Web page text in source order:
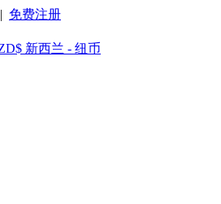
| 免费注册
新西兰 - 纽币